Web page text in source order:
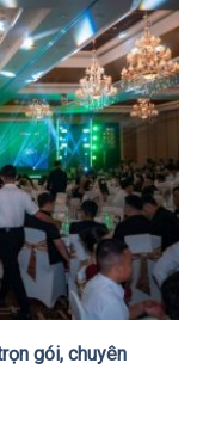
gói, chuyên